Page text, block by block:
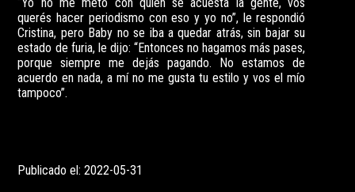
querés hacer periodismo con eso y yo no”, le respondió
Cristina, pero Baby no se iba a quedar atrás, sin bajar su
estado de furia, le dijo: “Entonces no hagamos más pases,
porque siempre me dejás pagando. No estamos de
acuerdo en nada, a mí no me gusta tu estilo y vos el mío
tampoco”.
Publicado el: 2022-05-31